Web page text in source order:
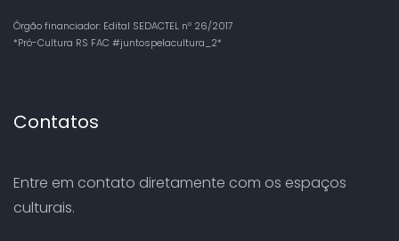
Órgão financiador: Edital SEDACTEL nº 26/2017
*Pró-Cultura RS FAC #juntospelacultura_2*
Contatos
Entre em contato diretamente com os espaços
culturais.